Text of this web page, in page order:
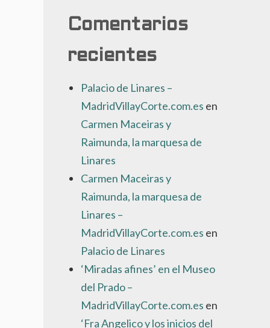
Comentarios
recientes
Palacio de Linares –
MadridVillayCorte.com.es en
Carmen Maceiras y
Raimunda, la marquesa de
Linares
Carmen Maceiras y
Raimunda, la marquesa de
Linares –
MadridVillayCorte.com.es en
Palacio de Linares
‘Miradas afines’ en el Museo
del Prado –
MadridVillayCorte.com.es en
‘Fra Angelico y los inicios del